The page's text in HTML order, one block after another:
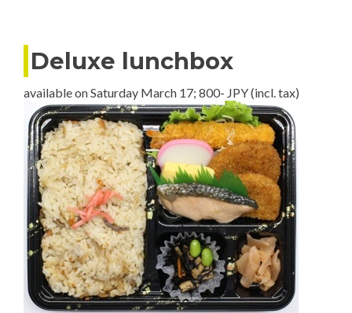
Deluxe lunchbox
available on Saturday March 17; 800- JPY (incl. tax)